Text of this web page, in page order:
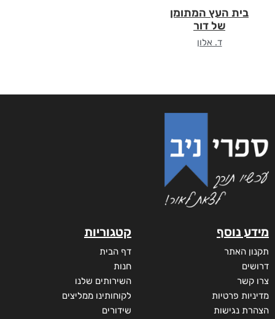
בית העץ המתומן
של דור
ד. אלון
מידע נוסף
תקנון האתר
דרושים
צרו קשר
מדיניות פרטיות
הצהרת נגישות
קטגוריות
דף הבית
חנות
השירותים שלנו
לקוחותינו ממליצים
שידורים